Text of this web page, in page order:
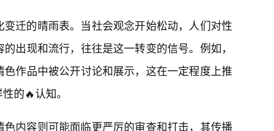
迁的晴雨表。当社会观念开始松动，人们对性
出现和流行，往往是这一转变的信号。例如，
作品中被公开讨论和展示，这在一定程度上推
的🔥认知。
内容则可能面临更严厉的审查和打击，其传播